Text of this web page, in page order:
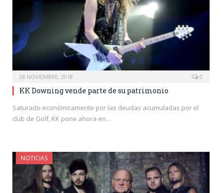
28 NOVIEMBRE, 2018 0
KK Downing vende parte de su patrimonio
Saturado económicamente por las deudas acumuladas por el
club de Golf, KK pone ahora en…
NOTICIAS